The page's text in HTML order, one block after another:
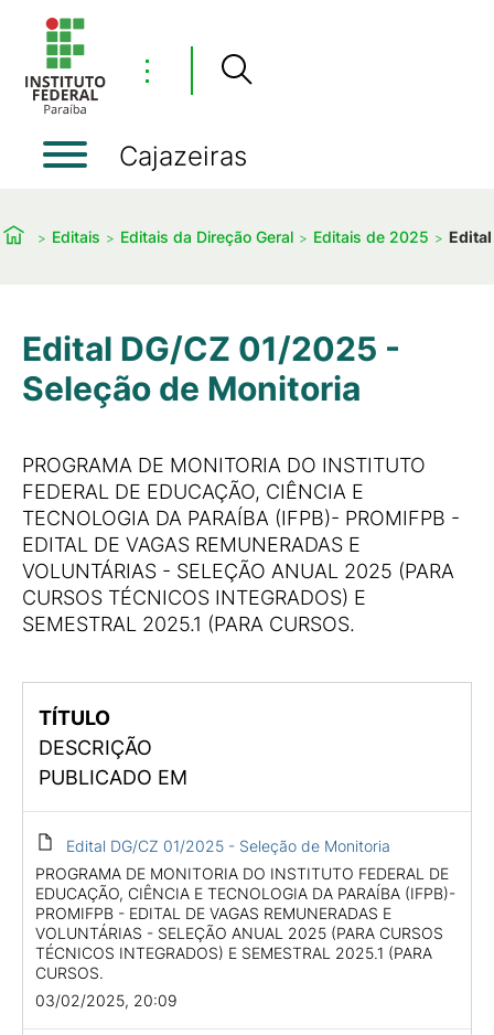
⋮
Cajazeiras
Editais Editais da Direção Geral Editais de 2025
Edital DG/CZ 01/2025 -
Seleção de Monitoria
PROGRAMA DE MONITORIA DO INSTITUTO
FEDERAL DE EDUCAÇÃO, CIÊNCIA E
TECNOLOGIA DA PARAÍBA (IFPB)- PROMIFPB -
EDITAL DE VAGAS REMUNERADAS E
VOLUNTÁRIAS - SELEÇÃO ANUAL 2025 (PARA
CURSOS TÉCNICOS INTEGRADOS) E
SEMESTRAL 2025.1 (PARA CURSOS.
TÍTULO
DESCRIÇÃO
PUBLICADO EM
Edital DG/CZ 01/2025 - Seleção de Monitoria
PROGRAMA DE MONITORIA DO INSTITUTO FEDERAL DE
EDUCAÇÃO, CIÊNCIA E TECNOLOGIA DA PARAÍBA (IFPB)-
PROMIFPB - EDITAL DE VAGAS REMUNERADAS E
VOLUNTÁRIAS - SELEÇÃO ANUAL 2025 (PARA CURSOS
TÉCNICOS INTEGRADOS) E SEMESTRAL 2025.1 (PARA
CURSOS.
03/02/2025, 20:09